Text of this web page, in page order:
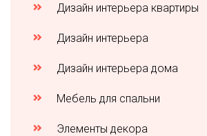
Дизайн интерьера квартиры
Дизайн интерьера
Дизайн интерьера дома
Мебель для спальни
Элементы декора